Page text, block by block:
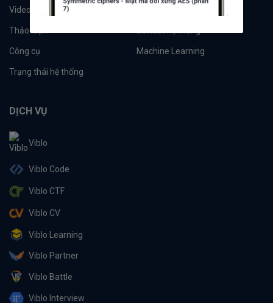
Videos
Thảo luận
Công cụ Machine Learning
Trạng thái hệ thống
DỊCH VỤ
Viblo
Viblo Code
Viblo CTF
Viblo CV
Viblo Learning
Viblo Partner
Viblo Battle
Viblo Interview